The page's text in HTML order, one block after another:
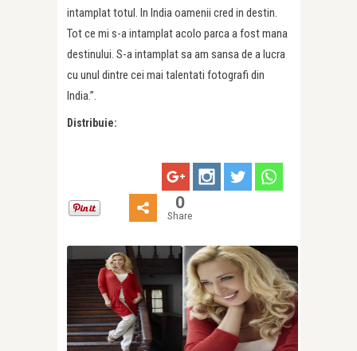
intamplat totul. In India oamenii cred in destin.
Tot ce mi s-a intamplat acolo parca a fost mana
destinului. S-a intamplat sa am sansa de a lucra
cu unul dintre cei mai talentati fotografi din
India.”.
Distribuie:
0
Share